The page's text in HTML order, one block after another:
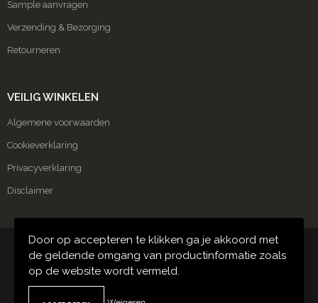
Sample aanvragen
Verzending & Bezorging
Retourneren
VEILIG WINKELEN
Algemene voorwaarden
Cookieverklaring
Privacyverklaring
Disclaimer
© Copyright Carmako 2024
Door op accepteren te klikken ga je akkoord met
de geldende omgang van productinformatie zoals
op de website wordt vermeld.